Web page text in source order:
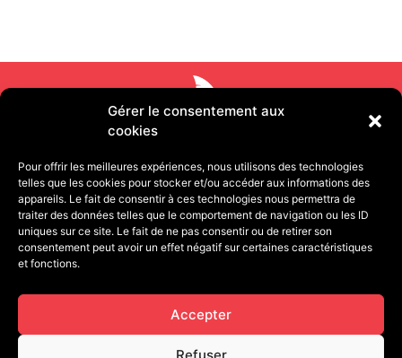
Gérer le consentement aux
cookies
Pour offrir les meilleures expériences, nous utilisons des technologies
telles que les cookies pour stocker et/ou accéder aux informations des
appareils. Le fait de consentir à ces technologies nous permettra de
traiter des données telles que le comportement de navigation ou les ID
uniques sur ce site. Le fait de ne pas consentir ou de retirer son
consentement peut avoir un effet négatif sur certaines caractéristiques
et fonctions.
Accepter
Refuser
11 rue Pétion 75011 PARIS | 13 quai de Strasbourg
contact@cafegourmandproduction.com
06.03.22.09.93